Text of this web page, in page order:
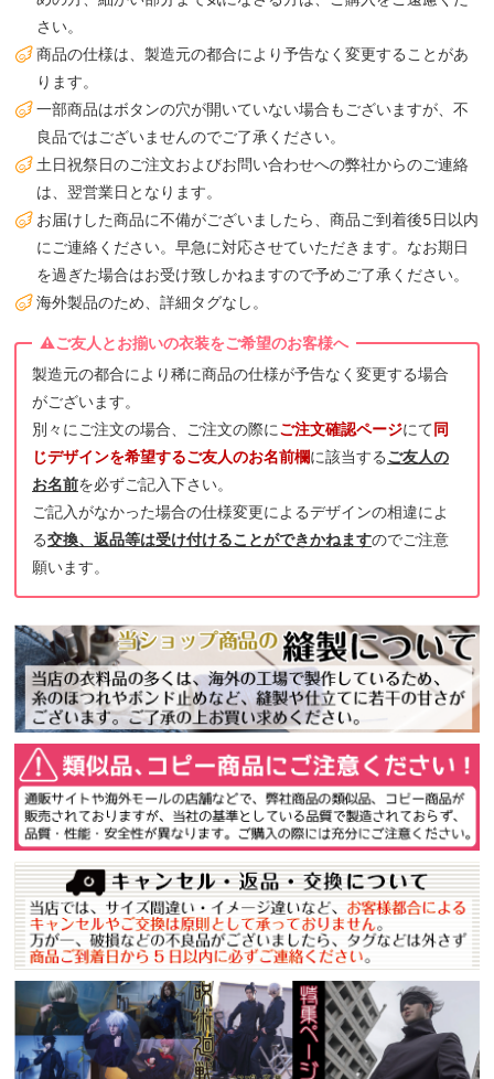
さい。
商品の仕様は、製造元の都合により予告なく変更することがあ
ります。
一部商品はボタンの穴が開いていない場合もございますが、不
良品ではございませんのでご了承ください。
土日祝祭日のご注文およびお問い合わせへの弊社からのご連絡
は、翌営業日となります。
お届けした商品に不備がございましたら、商品ご到着後5日以内
にご連絡ください。早急に対応させていただきます。なお期日
を過ぎた場合はお受け致しかねますので予めご了承ください。
海外製品のため、詳細タグなし。
製造元の都合により稀に商品の仕様が予告なく変更する場合
がございます。
別々にご注文の場合、ご注文の際にご注文確認ページにて同
じデザインを希望するご友人のお名前欄に該当するご友人の
お名前を必ずご記入下さい。
ご記入がなかった場合の仕様変更によるデザインの相違によ
る交換、返品等は受け付けることができかねますのでご注意
願います。